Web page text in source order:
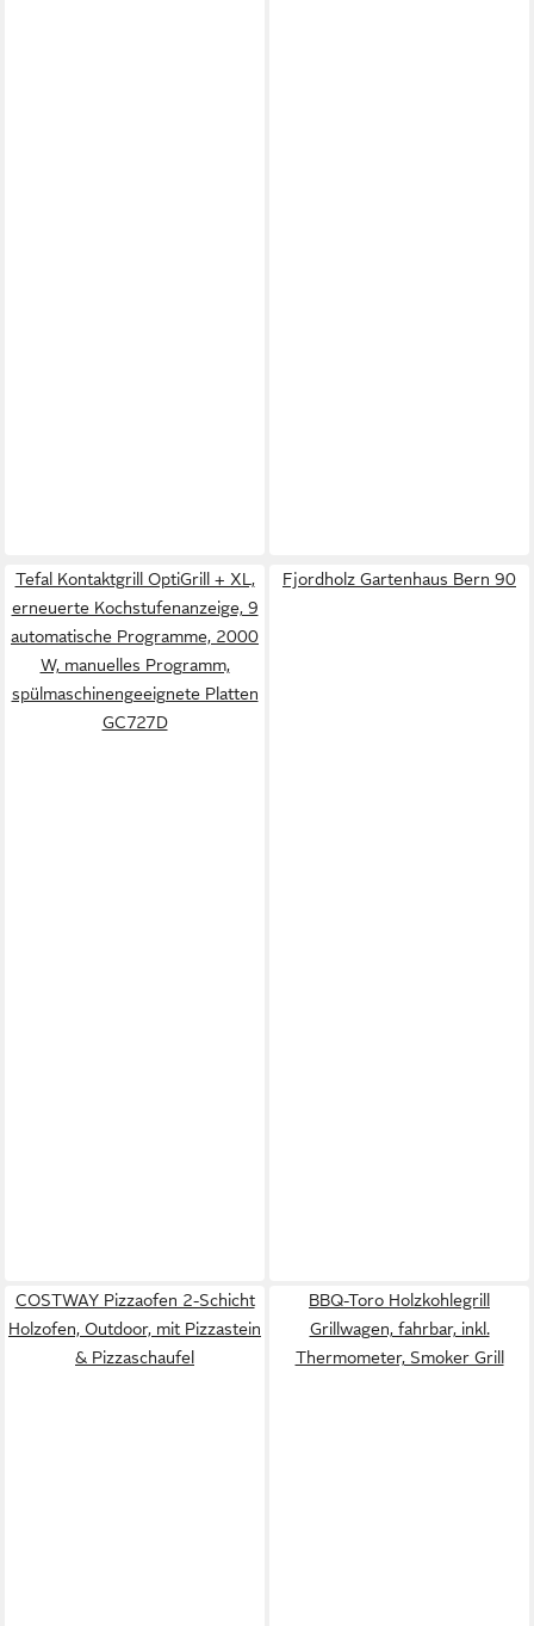
Tefal Kontaktgrill OptiGrill + XL,
erneuerte Kochstufenanzeige, 9
automatische Programme, 2000
W, manuelles Programm,
spülmaschinengeeignete Platten
GC727D
Fjordholz Gartenhaus Bern 90
COSTWAY Pizzaofen 2-Schicht
Holzofen, Outdoor, mit Pizzastein
& Pizzaschaufel
BBQ-Toro Holzkohlegrill
Grillwagen, fahrbar, inkl.
Thermometer, Smoker Grill